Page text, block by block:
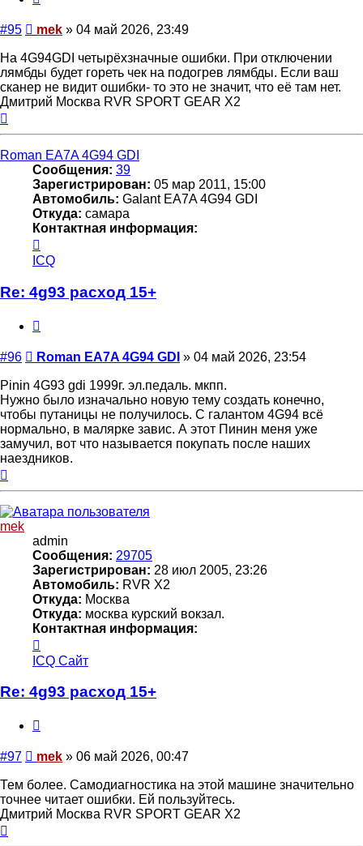
#95 Сообщение
mek » 04 май 2026, 23:49
На 4G94GDI четырёхзначные ошибки. При отключении
лямбды будет гореть чек на подогрев лямбды. Если ваш
сканер не видит ошибки- то это не значит, что её там нет.
Дмитрий Москва RVR SPORT GEAR X2
Roman EA7A 4G94 GDI
Сообщения: 39
Зарегистрирован: 05 мар 2011, 15:00
Автомобиль: Galant EA7A 4G94 GDI
Откуда: самара
Контактная информация:
информация
пользователя
Roman
EA7A
GDI
ICQ
Re: 4g93 расход 15+
#96 Сообщение
Roman EA7A 4G94 GDI » 04 май 2026, 23:54
Pinin 4G93 gdi 1999г. эл.педаль. мкпп.
Нужно было изначально новую тему создать конечно,
чтобы путаницы не получилось. С галантом 4G94 всё
нормально, в малярке завис. А этот Пинин меня уже
замучил, вот что называется покупать после наших
наездников.
mek
admin
Сообщения: 29705
Зарегистрирован: 28 июл 2005, 23:26
Автомобиль: RVR X2
Откуда: Москва
Откуда: москва курский вокзал.
Контактная информация:
информация
пользователя
mek
ICQ Сайт
Re: 4g93 расход 15+
#97 Сообщение
mek » 06 май 2026, 00:47
Тем более. Самодиагностика на этой машине значительно
точнее читает ошибки. Ей пользуйтесь.
Дмитрий Москва RVR SPORT GEAR X2